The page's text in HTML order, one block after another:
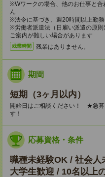
※Wワークの場合、他のお仕事と
ん
※法令に基づき、週20時間以上勤
※労働者派遣法（日雇い派遣の原
ご案内が難しい場合があります
残業時間 残業はありません。
期間
短期（3ヶ月以内）
開始日はご相談ください！ ★急
す！
応募資格・条件
職種未経験OK / 社会
大学生歓迎 / 10名以上